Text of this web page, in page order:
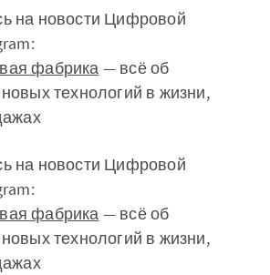
на новости Цифровой
фабрика — всё об
технологий в жизни,
на новости Цифровой
фабрика — всё об
технологий в жизни,